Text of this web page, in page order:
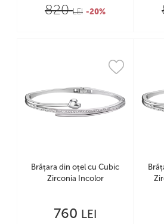
820LEI -20%
Brățara din oțel cu Cubic
Zirconia Incolor
760 LEI